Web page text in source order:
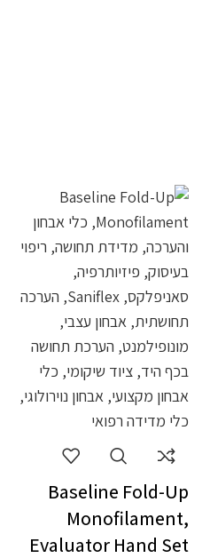
Baseline Fold-Up
Monofilament,
Evaluator Hand Set